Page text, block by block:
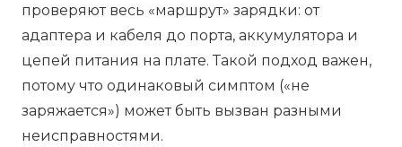
проверяют весь «маршрут» зарядки: от
адаптера и кабеля до порта, аккумулятора и
цепей питания на плате. Такой подход важен,
потому что одинаковый симптом («не
заряжается») может быть вызван разными
неисправностями.